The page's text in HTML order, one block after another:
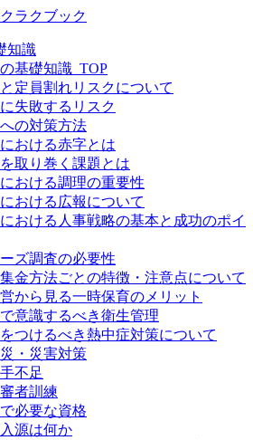
ラクブック
知識
基礎知識_TOP
定員割れリスクについて
失敗するリスク
の対策方法
おける赤字とは
取り巻く課題とは
おける調理の重要性
おける広報について
おける人事戦略の基本と成功のポイ
ズ調査の必要性
金方法ごとの特徴・注意点について
から見る一時保育のメリット
意識するべき衛生管理
つけるべき熱中症対策について
・災害対策
不足
者訓練
必要な資格
源は何か